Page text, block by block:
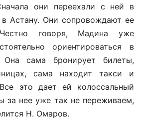
они переехали с ней в
Астану. Они сопровождают ее
говоря, Мадина уже
ориентироваться в
Она сама бронирует билеты,
сама находит такси и
это дает ей колоссальный
за нее уже так не переживаем,
Н. Омаров.